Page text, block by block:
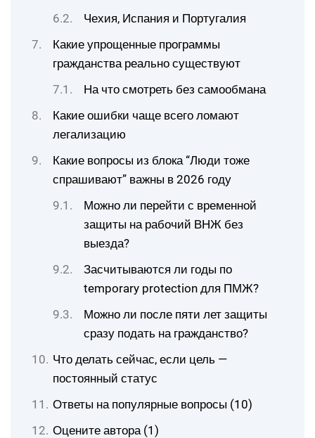
Чехия, Испания и Португалия
Какие упрощенные программы
гражданства реально существуют
На что смотреть без самообмана
Какие ошибки чаще всего ломают
легализацию
Какие вопросы из блока “Люди тоже
спрашивают” важны в 2026 году
Можно ли перейти с временной
защиты на рабочий ВНЖ без
выезда?
Засчитываются ли годы по
temporary protection для ПМЖ?
Можно ли после пяти лет защиты
сразу подать на гражданство?
Что делать сейчас, если цель —
постоянный статус
Ответы на популярные вопросы (10)
Оцените автора (1)